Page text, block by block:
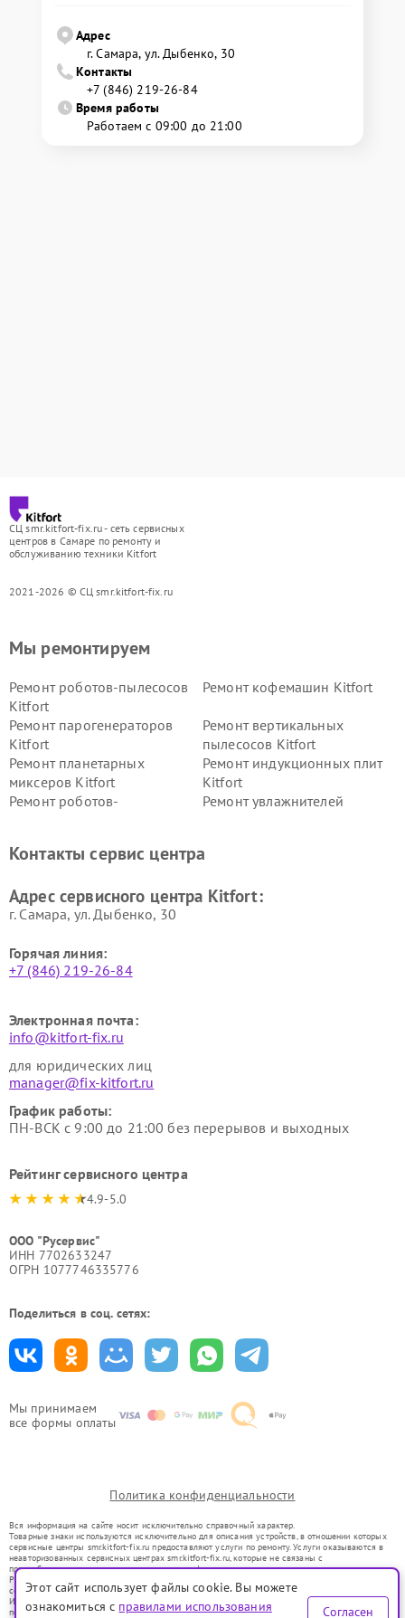
Адрес
г. Самара, ул. Дыбенко, 30
Контакты
+7 (846) 219-26-84
Время работы
Работаем с 09:00 до 21:00
СЦ smr.kitfort-fix.ru - сеть сервисных
центров в Самаре по ремонту и
обслуживанию техники Kitfort
2021-2026 © СЦ smr.kitfort-fix.ru
Мы принимаем
все формы оплаты
Мы ремонтируем
Ремонт роботов-пылесосов
Kitfort
Ремонт кофемашин Kitfort
Ремонт парогенераторов
Kitfort
Ремонт вертикальных
пылесосов Kitfort
Ремонт планетарных
миксеров Kitfort
Ремонт индукционных плит
Kitfort
Ремонт роботов-
Ремонт увлажнителей
Kitfort
Kitfort
Kitfort
Kitfort
Контакты сервис центра
Адрес сервисного центра Kitfort:
г. Самара, ул. Дыбенко, 30
Горячая линия:
+7 (846) 219-26-84
Электронная почта:
info@kitfort-fix.ru
для юридических лиц
manager@fix-kitfort.ru
График работы:
ПН-ВСК с 9:00 до 21:00 без перерывов и выходных
Рейтинг сервисного центра
4.9-5.0
ООО "Русервис"
ИНН 7702633247
ОГРН 1077746335776
Поделиться в соц. сетях:
Политика конфиденциальности
Вся информация на сайте носит исключительно справочный характер.
Товарные знаки используются исключительно для описания устройств, в отношении которых
сервисные центры smr.kitfort-fix.ru предоставляют услуги по ремонту. Услуги оказываются в
неавторизованных сервисных центрах smr.kitfort-fix.ru, которые не связаны с
правообладателями товарных знаков или их официальными представителями.
Ремонт осуществляется для устройств, уже введенных в гражданский оборот в соответствии
со статьей 1487 ГК РФ.
Использование товарных знаков не преследует цели индивидуализации услуг или введения
потребителей в заблуждение, а служит для информирования о предоставляемых услугах по
Этот сайт использует файлы cookie. Вы можете
ознакомиться с правилами использования
Согласен